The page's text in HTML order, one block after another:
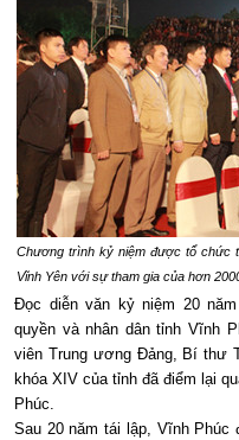
Chương trình kỷ niệm được tổ chức
Vĩnh Yên với sự tham gia của hơn
Đọc diễn văn kỷ niệm 20
quyền và nhân dân tỉnh Vĩnh
viên Trung ương Đảng, Bí thư
khóa XIV của tỉnh đã điểm lại
Phúc.
Sau 20 năm tái lập, Vĩnh Phúc